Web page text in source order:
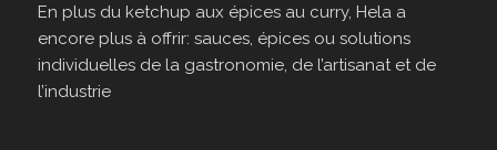
En plus du ketchup aux épices au curry, Hela a
encore plus à offrir: sauces, épices ou solutions
individuelles de la gastronomie, de l’artisanat et de
l’industrie